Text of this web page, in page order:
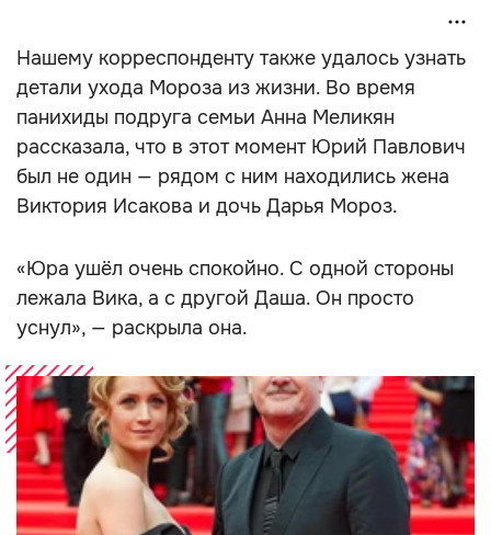
Нашему корреспонденту также удалось узнать
детали ухода Мороза из жизни. Во время
панихиды подруга семьи Анна Меликян
рассказала, что в этот момент Юрий Павлович
был не один — рядом с ним находились жена
Виктория Исакова и дочь Дарья Мороз.
«Юра ушёл очень спокойно. С одной стороны
лежала Вика, а с другой Даша. Он просто
уснул», — раскрыла она.